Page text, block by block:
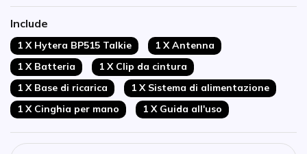
Autonomia: tra12he16h
Carica rapida:
Robusto: certificato IP54 + MIL-STD-810G
Include
1 X Hytera BP515 Talkie
1 X Antenna
1 X Batteria
1 X Clip da cintura
1 X Base di ricarica
1 X Sistema di alimentazione
1 X Cinghia per mano
1 X Guida all'uso